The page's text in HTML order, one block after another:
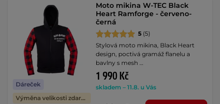
Dáreček
Výměna velikosti zdarma
Moto mikina W-TEC Black
Heart Ramforge - červeno-
černá
5 (5)
Stylová moto mikina, Black Heart
design, poctivá gramáž flanelu a
bavlny s mesh …
1 990 Kč
skladem – 11.8. u Vás